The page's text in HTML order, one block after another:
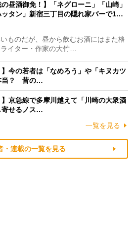
の昼酒御免！】「ネグローニ」「山崎」
ッタン」新宿三丁目の隠れ家バーで1…
ものだが、昼から飲むお酒にはまた格
イター・作家の大竹…
】今の若者は「なめろう」や「キヌカツ
当？ 昔の…
】京急線で多摩川越えて「川崎の大衆酒
せるノス…
一覧を見る
・連載の一覧を見る